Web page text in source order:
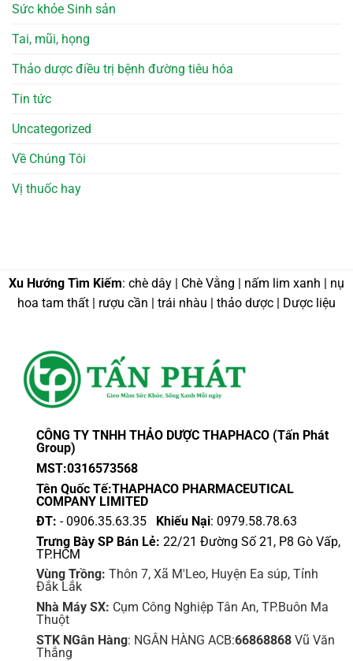
Sức khỏe Sinh sản
Tai, mũi, họng
Thảo dược điều trị bệnh đường tiêu hóa
Tin tức
Uncategorized
Về Chúng Tôi
Vị thuốc hay
Xu Hướng Tìm Kiếm: chè dây | Chè Vằng | nấm lim xanh | nụ
hoa tam thất | rượu cần | trái nhàu | thảo dược | Dược liệu
CÔNG TY TNHH THẢO DƯỢC THAPHACO (Tấn Phát
Group)
MST:0316573568
Tên Quốc Tế:THAPHACO PHARMACEUTICAL
COMPANY LIMITED
ĐT: - 0906.35.63.35 Khiếu Nại: 0979.58.78.63
Trưng Bày SP Bán Lẻ: 22/21 Đường Số 21, P8 Gò Vấp,
TP.HCM
Vùng Trồng: Thôn 7, Xã M'Leo, Huyện Ea súp, Tỉnh
Đắk Lắk
Nhà Máy SX: Cụm Công Nghiệp Tân An, TP.Buôn Ma
Thuột
STK NGân Hàng: NGÂN HÀNG ACB:66868868Vũ Văn
Thắng